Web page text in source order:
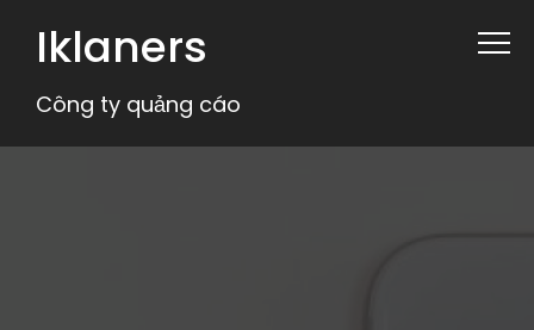
Iklaners
Công ty quảng cáo